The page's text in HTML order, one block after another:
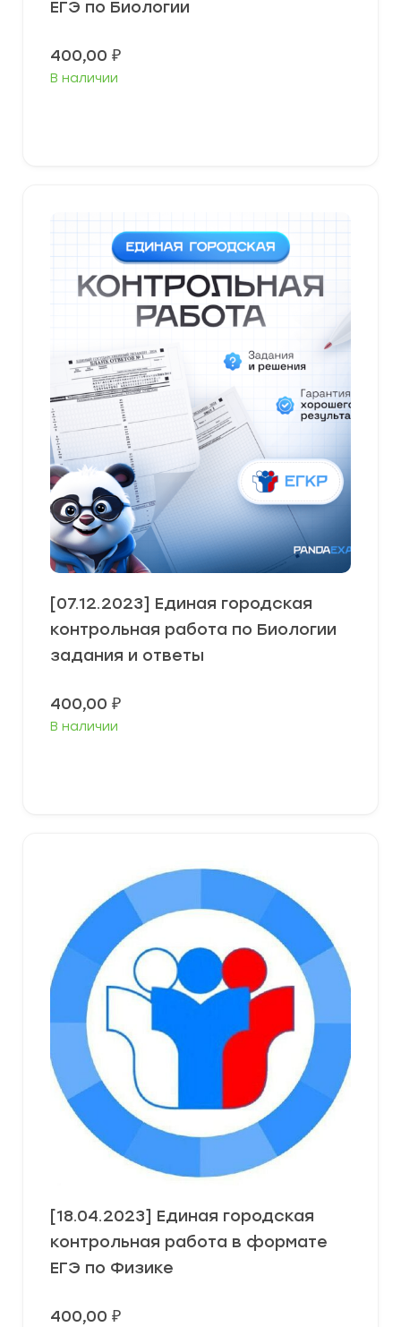
ЕГЭ по Биологии
400,00 ₽
В наличии
[07.12.2023] Единая городская
контрольная работа по Биологии
задания и ответы
400,00 ₽
В наличии
[18.04.2023] Единая городская
контрольная работа в формате
ЕГЭ по Физике
400,00 ₽